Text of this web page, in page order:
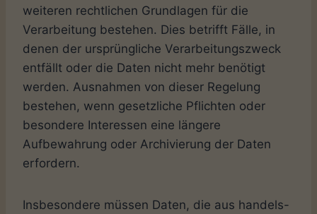
weiteren rechtlichen Grundlagen für die
Verarbeitung bestehen. Dies betrifft Fälle, in
denen der ursprüngliche Verarbeitungszweck
entfällt oder die Daten nicht mehr benötigt
werden. Ausnahmen von dieser Regelung
bestehen, wenn gesetzliche Pflichten oder
besondere Interessen eine längere
Aufbewahrung oder Archivierung der Daten
erfordern.
Insbesondere müssen Daten, die aus handels-